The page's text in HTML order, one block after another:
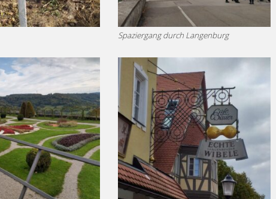
Spaziergang durch Langenburg